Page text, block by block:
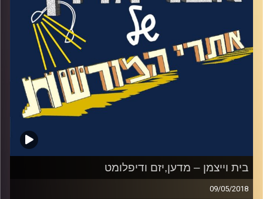
סרג'נטים בריטיים בנסיון לשחרר את הלוחמים
שנלכדו בנסיון הבריחה.
קרדיט תמונות: המועצה לשימור אתרים
בית וייצמן – מדען,יזם ודיפלומט
09/05/2018